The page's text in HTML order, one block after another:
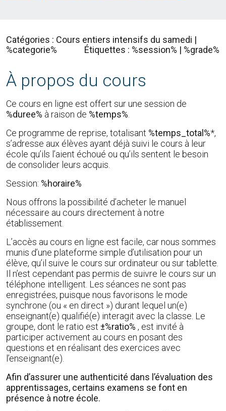
Catégories : Cours entiers intensifs du samedi |
%categorie%
Étiquettes : %session% | %grade%
À propos du cours
Ce cours en ligne est offert sur une session de
%duree% à raison de %temps%
Ce programme de reprise, totalisant %temps_total%*,
s’adresse aux élèves ayant déjà suivi le cours à leur
école qu’ils l’aient échoué ou qu’ils sentent le besoin
de consolider leurs acquis.
Session: %horaire%
Nous offrons la possibilité d’acheter le manuel
nécessaire au cours directement à notre
établissement.
L’accès au cours en ligne est facile, car nous sommes
munis d’une plateforme simple d’utilisation pour un
élève, qu’il suive le cours sur ordinateur ou sur tablette.
Il n’est cependant pas permis de suivre le cours sur un
téléphone intelligent. Les séances ne sont pas
enregistrées, puisque nous favorisons le mode
synchrone (ou « en direct ») durant lequel un(e)
enseignant(e) qualifié(e) interagit avec la classe. Le
groupe, dont le ratio est ±%ratio% , est invité à
participer activement au cours en posant des
questions et en réalisant des exercices avec
l’enseignant(e).
Afin d’assurer une authenticité dans l’évaluation des
apprentissages, certains examens se font en
présence à notre école.